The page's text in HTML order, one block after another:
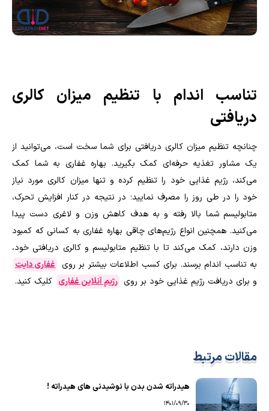
تناسب اندام با تنظیم میزان کالری
دریافتی
چنانچه تنظیم میزان کالری دریافتی برای شما سخت است، می‌توانید از
یک مشاور تغذیه حرفه‌ای کمک بگیرید. بهاره غفاری به شما کمک
می‌کند، رژیم غذایی خود را تنظیم کرده و تنها میزان کالری مورد نیاز
خود را در طی روز را مصرف نمایید؛ در نتیجه در کنار افزایش تحرک،
متابولیسم شما بالا رفته و به هدف کاهش وزن و لاغری دست پیدا
می‌کنید. همچنین انواع رژیم‌های چاقی بهاره غفاری به کسانی که کمبود
وزن دارند، کمک می‌کند تا با تنظیم متابولیسم و کالری دریافتی خود،
به تناسب اندام برسند. برای کسب اطلاعات بیشتر بر روی غفاری دایت
و برای دریافت رژیم غذایی خود بر روی رژیم آنلاین غفاری کلیک کنید.
مقالات مرتبط
هیدراته شدن بدن با نوشیدنی های هیدراته !
1401/09/30